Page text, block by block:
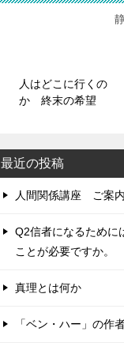
人はどこに行くの
か 終末の希望
最近の投稿
人間関係講座 ご案内
Q2信者になるために
ことが必要ですか。
真理とは何か
「ベン・ハー」の作